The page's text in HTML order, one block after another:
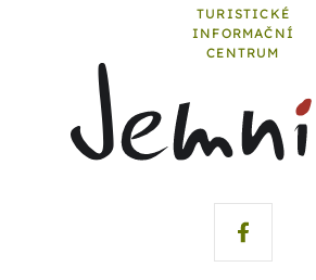
TURISTICKÉ
INFORMAČNÍ
CENTRUM